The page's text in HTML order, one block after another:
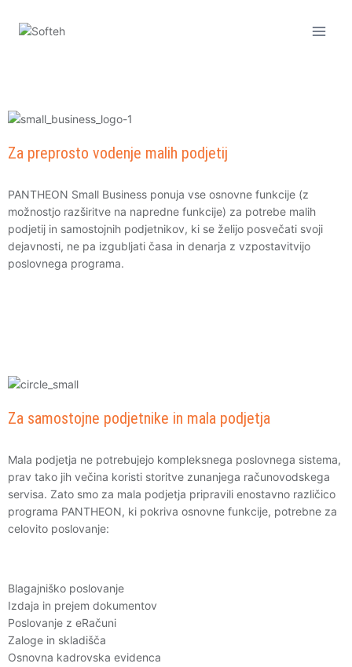
Za preprosto vodenje malih podjetij
PANTHEON Small Business ponuja vse osnovne funkcije (z
možnostjo razširitve na napredne funkcije) za potrebe malih
podjetij in samostojnih podjetnikov, ki se želijo posvečati svoji
dejavnosti, ne pa izgubljati časa in denarja z vzpostavitvijo
poslovnega programa.
Za samostojne podjetnike in mala podjetja
Mala podjetja ne potrebujejo kompleksnega poslovnega sistema,
prav tako jih večina koristi storitve zunanjega računovodskega
servisa. Zato smo za mala podjetja pripravili enostavno različico
programa PANTHEON, ki pokriva osnovne funkcije, potrebne za
celovito poslovanje:
Blagajniško poslovanje
Izdaja in prejem dokumentov
Poslovanje z eRačuni
Zaloge in skladišča
Osnovna kadrovska evidenca